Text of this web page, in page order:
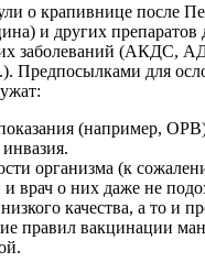
о крапивнице после
и других
заболеваний (АКДС,
Предпосылками для
(например,
организма (к
и врач о них даже не
качества, а то и
правил вакцинации